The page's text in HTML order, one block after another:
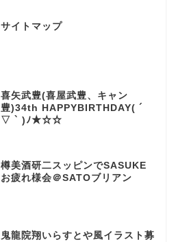
サイトマップ
喜矢武豊(喜屋武豊、キャン
豊)34th HAPPYBIRTHDAY( ´
▽ ` )ﾉ★☆☆
樽美酒研二スッピンでSASUKE
お疲れ様会＠SATOブリアン
鬼龍院翔いらすとや風イラスト募